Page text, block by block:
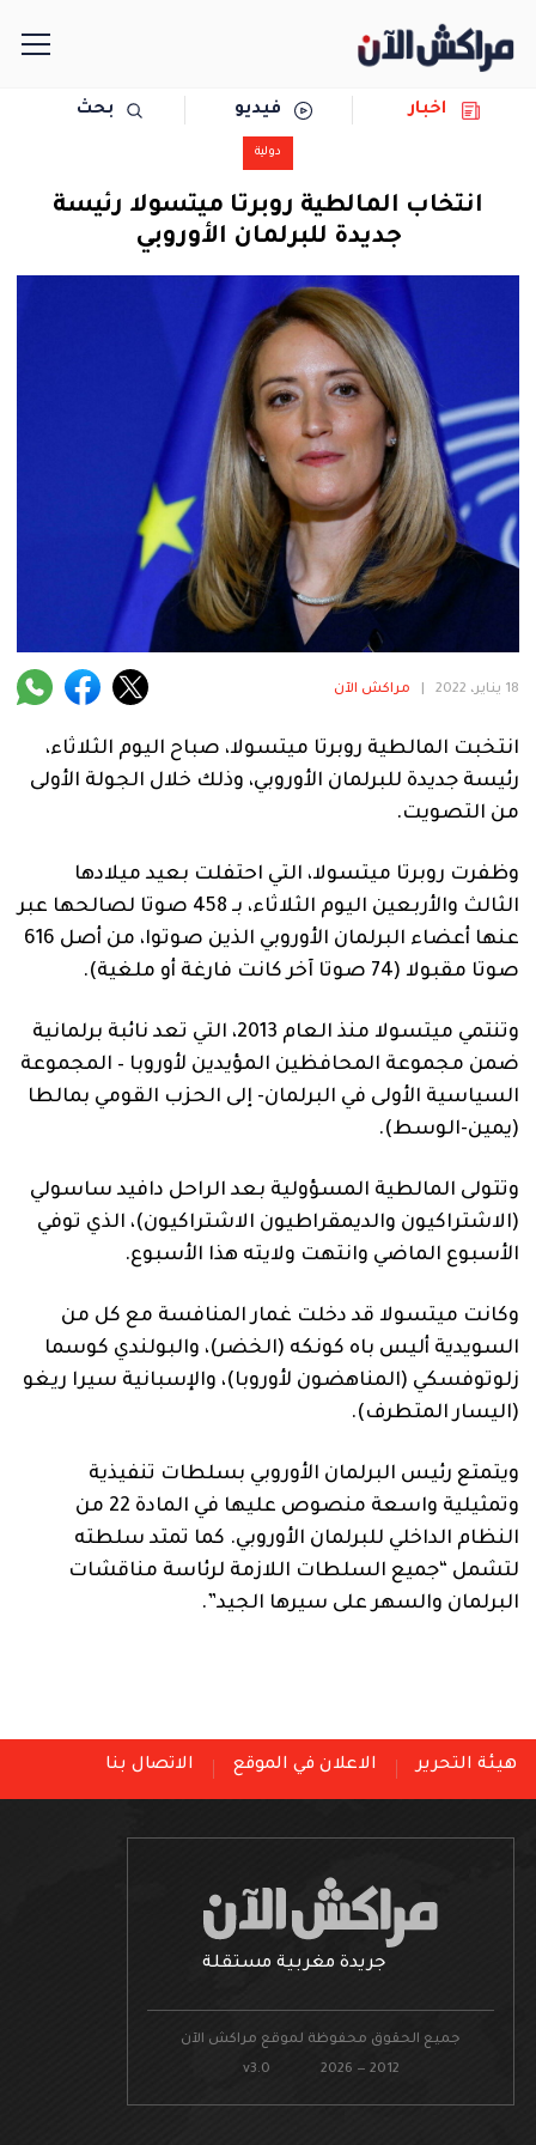
مجتمع
دولية
المرأة
فنية
آراء
اخبار فيديو بحث
دولية
انتخاب المالطية روبرتا ميتسولا رئيسة
جديدة للبرلمان الأوروبي
18 يناير، 2022 مراكش الآن
انتخبت المالطية روبرتا ميتسولا، صباح اليوم الثلاثاء،
رئيسة جديدة للبرلمان الأوروبي، وذلك خلال الجولة الأولى
من التصويت.
وظفرت روبرتا ميتسولا، التي احتفلت بعيد ميلادها
الثالث والأربعين اليوم الثلاثاء، بـ 458 صوتا لصالحها عبر
عنها أعضاء البرلمان الأوروبي الذين صوتوا، من أصل 616
صوتا مقبولا (74 صوتا آخر كانت فارغة أو ملغية).
وتنتمي ميتسولا منذ العام 2013، التي تعد نائبة برلمانية
ضمن مجموعة المحافظين المؤيدين لأوروبا – المجموعة
السياسية الأولى في البرلمان- إلى الحزب القومي بمالطا
(يمين-الوسط).
وتتولى المالطية المسؤولية بعد الراحل دافيد ساسولي
(الاشتراكيون والديمقراطيون الاشتراكيون)، الذي توفي
الأسبوع الماضي وانتهت ولايته هذا الأسبوع.
وكانت ميتسولا قد دخلت غمار المنافسة مع كل من
السويدية أليس باه كونكه (الخضر)، والبولندي كوسما
زلوتوفسكي (المناهضون لأوروبا)، والإسبانية سيرا ريغو
(اليسار المتطرف).
ويتمتع رئيس البرلمان الأوروبي بسلطات تنفيذية
وتمثيلية واسعة منصوص عليها في المادة 22 من
النظام الداخلي للبرلمان الأوروبي. كما تمتد سلطته
لتشمل “جميع السلطات اللازمة لرئاسة مناقشات
البرلمان والسهر على سيرها الجيد”.
هيئة التحرير الاعلان في الموقع الاتصال بنا
جريدة مغربية مستقلة
جميع الحقوق محفوظة لموقع مراكش الآن
v3.0 2026 — 2012